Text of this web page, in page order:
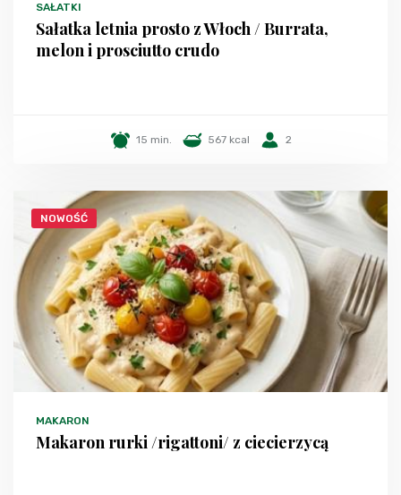
SAŁATKI
Sałatka letnia prosto z Włoch / Burrata,
melon i prosciutto crudo
15 min. 567 kcal 2
NOWOŚĆ
MAKARON
Makaron rurki /rigattoni/ z ciecierzycą